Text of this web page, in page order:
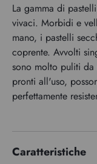
La gamma di
vivaci. Morbidi e
mano, i pastelli
coprente. Avvolti
sono molto puliti da
pronti all'uso,
perfettamente
Caratteristiche